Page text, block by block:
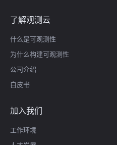
了解观测云
什么是可观测性
为什么构建可观测性
公司介绍
白皮书
加入我们
工作环境